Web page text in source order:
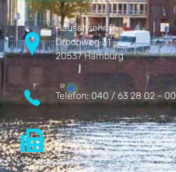
Hausanschrift:
Droopweg 31
20537 Hamburg
Telefon: 040 / 63 28 02 - 00
Telefax:040 / 63 28 02 - 25